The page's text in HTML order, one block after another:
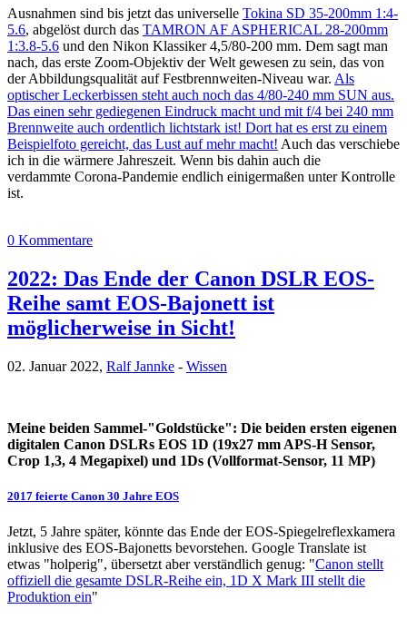
Ausnahmen sind bis jetzt das universelle Tokina SD 35-200mm 1:4-
5.6, abgelöst durch das TAMRON AF ASPHERICAL 28-200mm
1:3.8-5.6 und den Nikon Klassiker 4,5/80-200 mm. Dem sagt man
nach, das erste Zoom-Objektiv der Welt gewesen zu sein, das von
der Abbildungsqualität auf Festbrennweiten-Niveau war. Als
optischer Leckerbissen steht auch noch das 4/80-240 mm SUN aus.
Das einen sehr gediegenen Eindruck macht und mit f/4 bei 240 mm
Brennweite auch ordentlich lichtstark ist! Dort hat es erst zu einem
Beispielfoto gereicht, das Lust auf mehr macht! Auch das verschiebe
ich in die wärmere Jahreszeit. Wenn bis dahin auch die
verdammte Corona-Pandemie endlich einigermaßen unter Kontrolle
ist.
0 Kommentare
2022: Das Ende der Canon DSLR EOS-
Reihe samt EOS-Bajonett ist
möglicherweise in Sicht!
02. Januar 2022, Ralf Jannke - Wissen
Meine beiden Sammel-"Goldstücke": Die beiden ersten eigenen
digitalen Canon DSLRs EOS 1D (19x27 mm APS-H Sensor,
Crop 1,3, 4 Megapixel) und 1Ds (Vollformat-Sensor, 11 MP)
2017 feierte Canon 30 Jahre EOS
Jetzt, 5 Jahre später, könnte das Ende der EOS-Spiegelreflexkamera
inklusive des EOS-Bajonetts bevorstehen. Google Translate ist
etwas "holperig", übersetzt aber verständlich genug: "Canon stellt
offiziell die gesamte DSLR-Reihe ein, 1D X Mark III stellt die
Produktion ein"